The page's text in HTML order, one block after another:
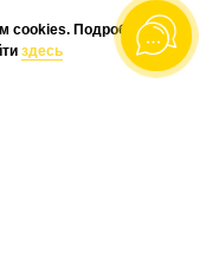
cookies. Подробную
здесь